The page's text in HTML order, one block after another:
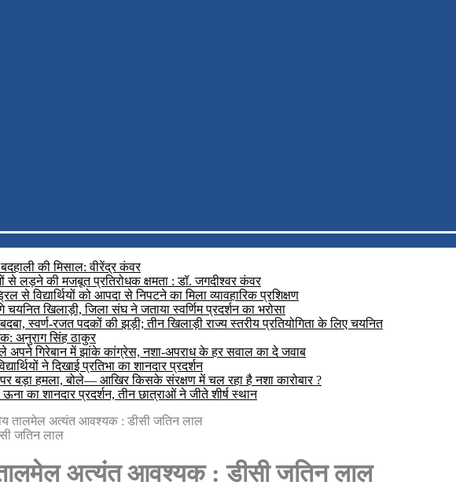
की मिसाल: वीरेंद्र कंवर
से लड़ने की मजबूत प्रतिरोधक क्षमता : डॉ. जगदीश्वर कंवर
विद्यार्थियों को आपदा से निपटने का मिला व्यावहारिक प्रशिक्षण
चयनित खिलाड़ी, जिला संघ ने जताया स्वर्णिम प्रदर्शन का भरोसा
स्वर्ण-रजत पदकों की झड़ी; तीन खिलाड़ी राज्य स्तरीय प्रतियोगिता के लिए चयनित
अनुराग सिंह ठाकुर
अपने गिरेबान में झांके कांग्रेस, नशा-अपराध के हर सवाल का दे जवाब
ने दिखाई प्रतिभा का शानदार प्रदर्शन
बड़ा हमला, बोले— आखिर किसके संरक्षण में चल रहा है नशा कारोबार ?
का शानदार प्रदर्शन, तीन छात्राओं ने जीते शीर्ष स्थान
तालमेल अत्यंत आवश्यक : डीसी जतिन लाल
अत्यंत आवश्यक : डीसी जतिन लाल